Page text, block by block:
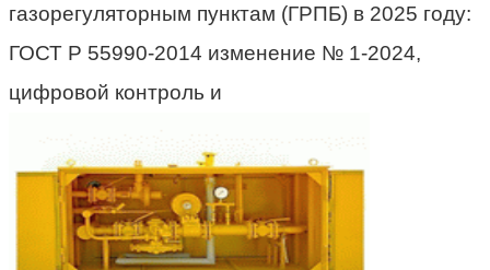
газорегуляторным пунктам (ГРПБ) в 2025 году:
ГОСТ Р 55990-2014 изменение № 1-2024,
цифровой контроль и